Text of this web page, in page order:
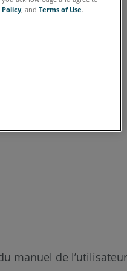
manuel de
Policy , and Terms of Use.